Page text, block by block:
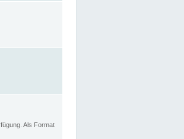
Als Format